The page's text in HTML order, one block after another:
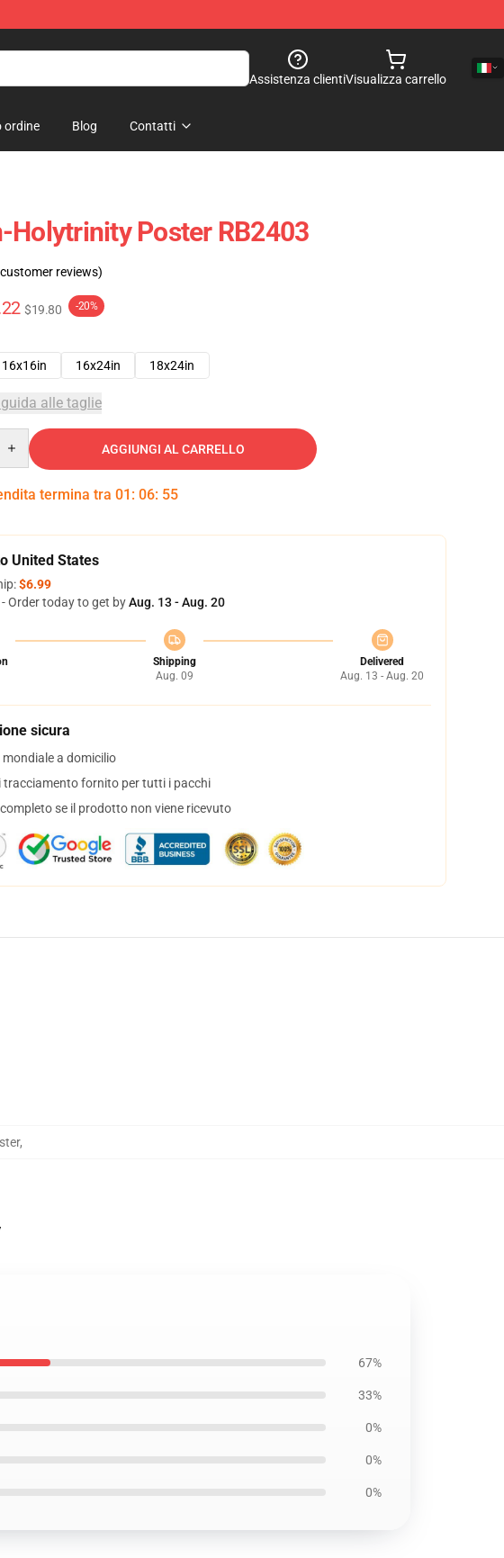
Assistenza clientiVisualizza carrello
ordine Blog Contatti
Holytrinity Poster RB2403
reviews)
$19.80 -20%
16x16in 16x24in 18x24in
alle taglie
AGGIUNGI AL CARRELLO
termina tra 01 : 06: 54
United States
$6.99
Order today to get byAug. 13 - Aug. 20
Shipping
Aug. 09
Delivered
Aug. 13 - Aug. 20
sicura
a domicilio
tracciamento fornito per tutti i pacchi
se il prodotto non viene ricevuto
,
67%
33%
0%
0%
0%